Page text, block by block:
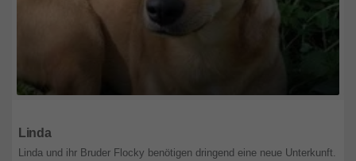
Linda
Linda und ihr Bruder Flocky benötigen dringend eine neue Unterkunft.